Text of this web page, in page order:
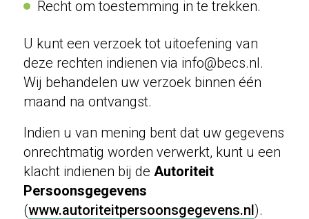
Recht om toestemming in te trekken.
U kunt een verzoek tot uitoefening van
deze rechten indienen via info@becs.nl.
Wij behandelen uw verzoek binnen één
maand na ontvangst.
Indien u van mening bent dat uw gegevens
onrechtmatig worden verwerkt, kunt u een
klacht indienen bij de Autoriteit
Persoonsgegevens
(www.autoriteitpersoonsgegevens.nl).